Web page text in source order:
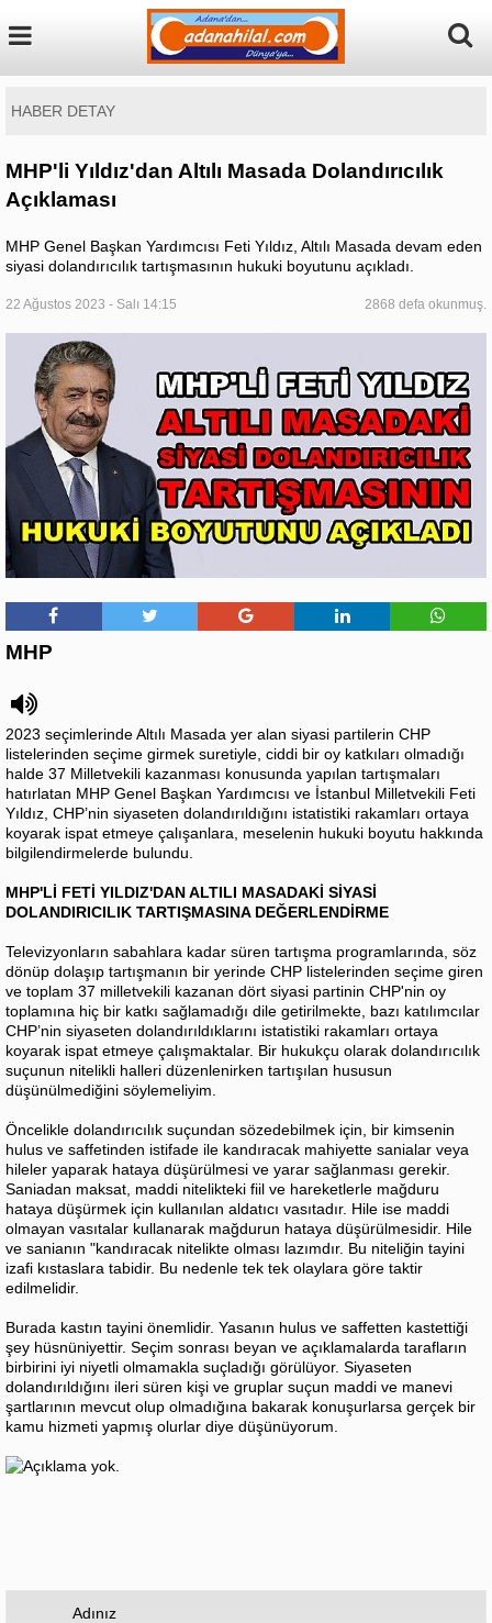
HABER DETAY
MHP'li Yıldız'dan Altılı Masada Dolandırıcılık
Açıklaması
MHP Genel Başkan Yardımcısı Feti Yıldız, Altılı Masada devam eden
siyasi dolandırıcılık tartışmasının hukuki boyutunu açıkladı.
22 Ağustos 2023 - Salı 14:15 2868 defa okunmuş.
MHP
2023 seçimlerinde Altılı Masada yer alan siyasi partilerin CHP
listelerinden seçime girmek suretiyle, ciddi bir oy katkıları olmadığı
halde 37 Milletvekili kazanması konusunda yapılan tartışmaları
hatırlatan MHP Genel Başkan Yardımcısı ve İstanbul Milletvekili Feti
Yıldız, CHP’nin siyaseten dolandırıldığını istatistiki rakamları ortaya
koyarak ispat etmeye çalışanlara, meselenin hukuki boyutu hakkında
bilgilendirmelerde bulundu.
MHP'Lİ FETİ YILDIZ'DAN ALTILI MASADAKİ SİYASİ
DOLANDIRICILIK TARTIŞMASINA DEĞERLENDİRME
Televizyonların sabahlara kadar süren tartışma programlarında, söz
dönüp dolaşıp tartışmanın bir yerinde CHP listelerinden seçime giren
ve toplam 37 milletvekili kazanan dört siyasi partinin CHP'nin oy
toplamına hiç bir katkı sağlamadığı dile getirilmekte, bazı katılımcılar
CHP’nin siyaseten dolandırıldıklarını istatistiki rakamları ortaya
koyarak ispat etmeye çalışmaktalar. Bir hukukçu olarak dolandırıcılık
suçunun nitelikli halleri düzenlenirken tartışılan hususun
düşünülmediğini söylemeliyim.
Öncelikle dolandırıcılık suçundan sözedebilmek için, bir kimsenin
hulus ve saffetinden istifade ile kandıracak mahiyette sanialar veya
hileler yaparak hataya düşürülmesi ve yarar sağlanması gerekir.
Saniadan maksat, maddi nitelikteki fiil ve hareketlerle mağduru
hataya düşürmek için kullanılan aldatıcı vasıtadır. Hile ise maddi
olmayan vasıtalar kullanarak mağdurun hataya düşürülmesidir. Hile
ve sanianın "kandıracak nitelikte olması lazımdır. Bu niteliğin tayini
izafi kıstaslara tabidir. Bu nedenle tek tek olaylara göre taktir
edilmelidir.
Burada kastın tayini önemlidir. Yasanın hulus ve saffetten kastettiği
şey hüsnüniyettir. Seçim sonrası beyan ve açıklamalarda tarafların
birbirini iyi niyetli olmamakla suçladığı görülüyor. Siyaseten
dolandırıldığını ileri süren kişi ve gruplar suçun maddi ve manevi
şartlarının mevcut olup olmadığına bakarak konuşurlarsa gerçek bir
kamu hizmeti yapmış olurlar diye düşünüyorum.
Adınız